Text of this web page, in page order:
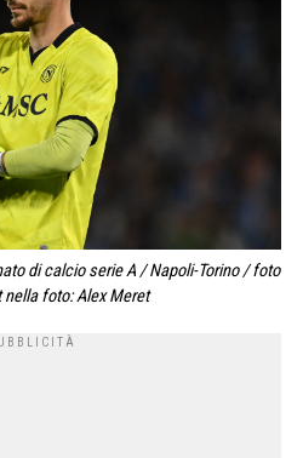
di calcio serie A / Napoli-Torino / foto
foto: Alex Meret